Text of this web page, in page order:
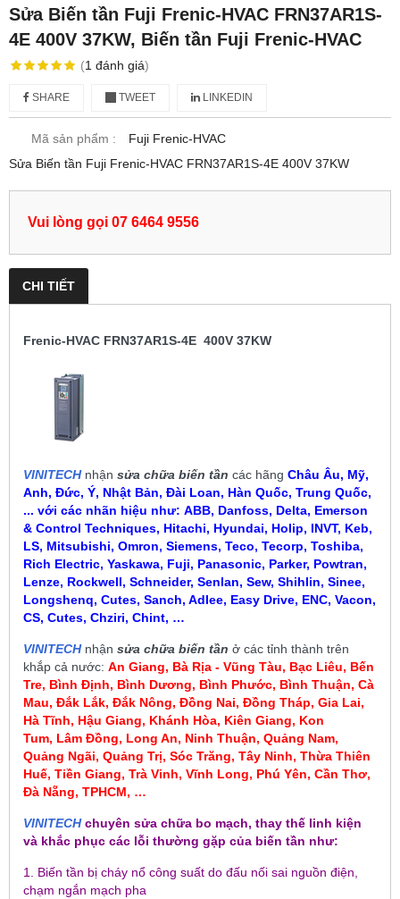
Sửa Biến tần Fuji Frenic-HVAC FRN37AR1S-
4E 400V 37KW, Biến tần Fuji Frenic-HVAC
(1 đánh giá)
SHARE TWEET LINKEDIN
Mã sản phẩm :
Fuji Frenic-HVAC
Sửa Biến tần Fuji Frenic-HVAC FRN37AR1S-4E 400V 37KW
Vui lòng gọi 07 6464 9556
CHI TIẾT
Frenic-HVAC FRN37AR1S-4E 400V 37KW
VINITECHnhận sửa chữa biến tần các hãng Châu Âu, Mỹ,
Anh, Đức, Ý, Nhật Bản, Đài Loan, Hàn Quốc, Trung Quốc,
... với các nhãn hiệu như: ABB, Danfoss, Delta, Emerson
& Control Techniques, Hitachi, Hyundai, Holip, INVT, Keb,
LS, Mitsubishi, Omron, Siemens, Teco, Tecorp, Toshiba,
Rich Electric, Yaskawa, Fuji, Panasonic, Parker, Powtran,
Lenze, Rockwell, Schneider, Senlan, Sew, Shihlin, Sinee,
Longshenq, Cutes, Sanch, Adlee, Easy Drive, ENC, Vacon,
CS, Cutes, Chziri, Chint, …
VINITECHnhận sửa chữa biến tần ở các tỉnh thành trên
khắp cả nước: An Giang, Bà Rịa - Vũng Tàu, Bạc Liêu, Bến
Tre, Bình Định, Bình Dương, Bình Phước, Bình Thuận, Cà
Mau, Đắk Lắk, Đắk Nông, Đồng Nai, Đồng Tháp, Gia Lai,
Hà Tĩnh, Hậu Giang, Khánh Hòa, Kiên Giang, Kon
Tum, Lâm Đồng, Long An, Ninh Thuận, Quảng Nam,
Quảng Ngãi, Quảng Trị, Sóc Trăng, Tây Ninh, Thừa Thiên
Huế, Tiền Giang, Trà Vinh, Vĩnh Long, Phú Yên, Cần Thơ,
Đà Nẵng, TPHCM, …
VINITECHchuyên sửa chữa bo mạch, thay thế linh kiện
và khắc phục các lỗi thường gặp của biến tần như:
1. Biến tần bị cháy nổ công suất do đấu nối sai nguồn điện,
chạm ngắn mạch pha